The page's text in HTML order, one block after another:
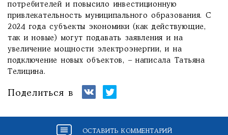
потребителей и повысило инвестиционную
привлекательность муниципального образования. С
2024 года субъекты экономики (как действующие,
так и новые) могут подавать заявления и на
увеличение мощности электроэнергии, и на
подключение новых объектов, – написала Татьяна
Телицина.
Поделиться в
ОСТАВИТЬ КОММЕНТАРИЙ